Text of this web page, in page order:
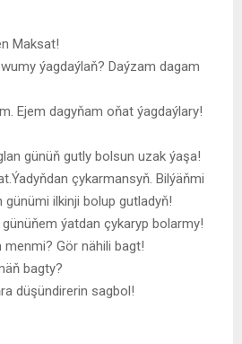
Maksat!
ýagdaýlaň? Daýzam dagam
Ejem dagyňam oňat ýagdaýlary!
günüň gutly bolsun uzak ýaşa!
çykarmansyň. Bilýäňmi
günümi ilkinji bolup gutladyň!
ýatdan çykaryp bolarmy!
menmi? Gör nähili bagt!
bagty?
düşündirerin sagbol!